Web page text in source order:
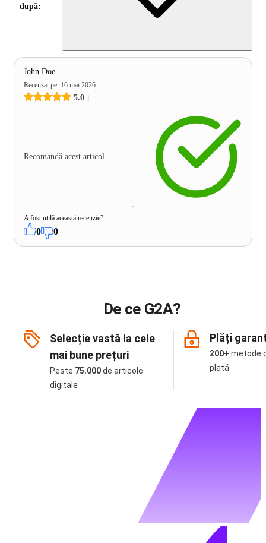
după:
John Doe
Recenzat pe: 16 mai 2026
5.0
Recomandă acest articol
A fost utilă această recenzie?
0 0
De ce G2A?
Selecție vastă la cele
mai bune prețuri
Peste 75.000de articole
digitale
Plăți
200+ metode
plată